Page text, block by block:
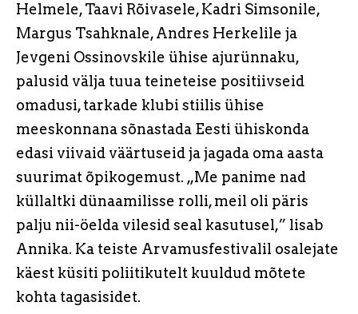
Helmele, Taavi Rõivasele, Kadri Simsonile,
Margus Tsahknale, Andres Herkelile ja
Jevgeni Ossinovskile ühise ajurünnaku,
palusid välja tuua teineteise positiivseid
omadusi, tarkade klubi stiilis ühise
meeskonnana sõnastada Eesti ühiskonda
edasi viivaid väärtuseid ja jagada oma aasta
suurimat õpikogemust. „Me panime nad
küllaltki dünaamilisse rolli, meil oli päris
palju nii-öelda vilesid seal kasutusel,” lisab
Annika. Ka teiste Arvamusfestivalil osalejate
käest küsiti poliitikutelt kuuldud mõtete
kohta tagasisidet.